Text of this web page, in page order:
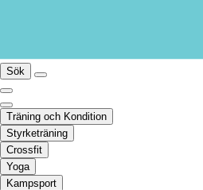
Sök
Träning och Kondition
Styrketräning
Crossfit
Yoga
Kampsport